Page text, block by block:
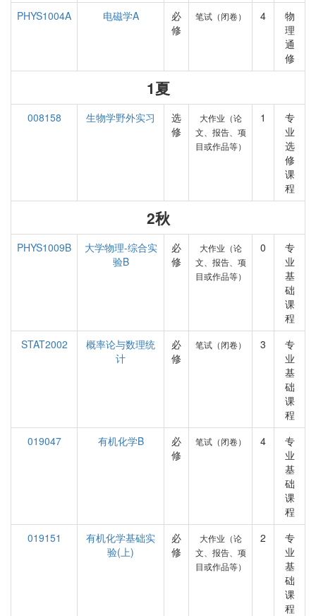
PHYS1004A
电磁学A
必
修
笔试（闭卷） 4
物
理
通
修
1夏
008158 生物学野外实习
选
修
大作业（论
文、报告、项
目或作品等）
1
专
业
选
修
课
程
2秋
PHYS1009B
大学物理-综合实
验B
必
修
大作业（论
文、报告、项
目或作品等）
0
专
业
基
础
课
程
STAT2002
概率论与数理统
计
必
修
笔试（闭卷） 3
专
业
基
础
课
程
019047
有机化学B
必
修
笔试（闭卷） 4
专
业
基
础
课
程
019151
有机化学基础实
验(上)
必
修
大作业（论
文、报告、项
目或作品等）
2
专
业
基
础
课
程